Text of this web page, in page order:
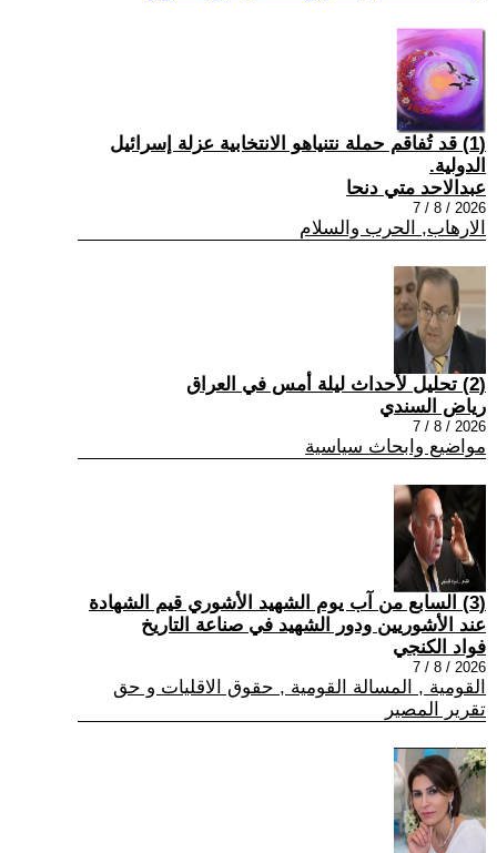
(1) قد تُفاقم حملة نتنياهو الانتخابية عزلة إسرائيل
الدولية.
عبدالاحد متي دنحا
2026 / 8 / 7
الارهاب, الحرب والسلام
(2) تحليل لأحداث ليلة أمس في العراق
رياض السندي
2026 / 8 / 7
مواضيع وابحاث سياسية
(3) السابع من آب يوم الشهيد الأشوري قيم الشهادة
عند الأشوريين ودور الشهيد في صناعة التاريخ
فواد الكنجي
2026 / 8 / 7
القومية , المسالة القومية , حقوق الاقليات و حق
تقرير المصير